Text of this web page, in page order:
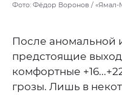
Фото: Фёдор Воронов / «Ямал-
После аномальной
предстоящие
комфортные
грозы. Лишь в